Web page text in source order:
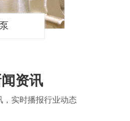
资讯
，实时播报行业动态